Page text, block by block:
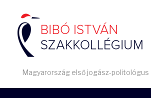
Magyarország első jogász-